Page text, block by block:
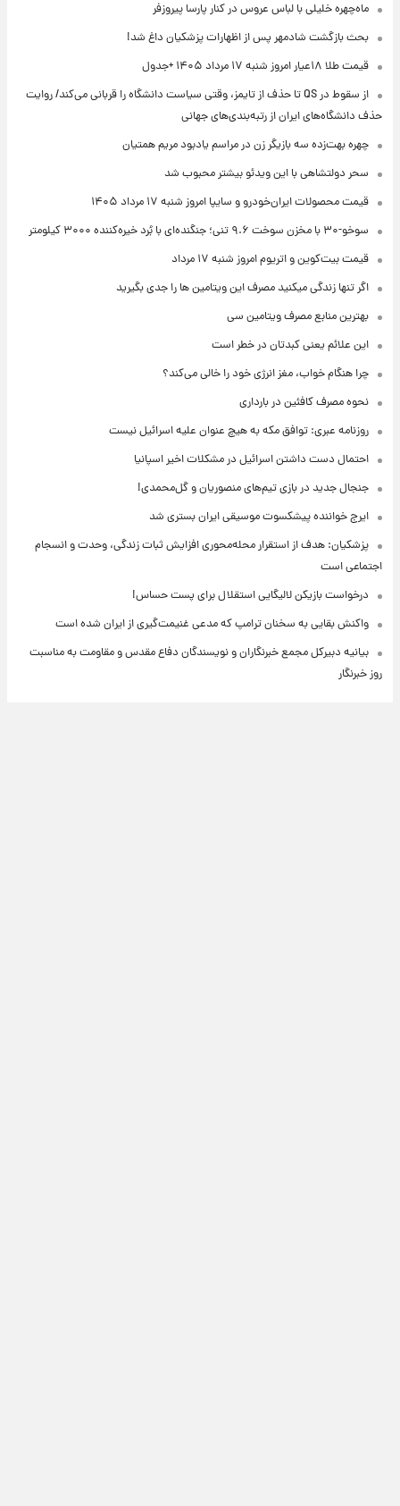
ماه‌چهره خلیلی با لباس عروس در کنار پارسا پیروزفر
بحث بازگشت شادمهر پس از اظهارات پزشکیان داغ شد!
قیمت طلا ۱۸عیار امروز شنبه ۱۷ مرداد ۱۴۰۵ +جدول
از سقوط در QS تا حذف از تایمز، وقتی سیاست دانشگاه را قربانی می‌کند/ روایت
حذف دانشگاه‌های ایران از رتبه‌بندی‌های جهانی
چهره بهت‌زده سه بازیگر زن در مراسم یادبود مریم همتیان
سحر دولتشاهی با این ویدئو بیشتر محبوب شد
قیمت محصولات ایران‌خودرو و سایپا امروز شنبه ۱۷ مرداد ۱۴۰۵
سوخو-۳۰ با مخزن سوخت ۹.۶ تنی؛ جنگنده‌ای با بُرد خیره‌کننده ۳۰۰۰ کیلومتر
قیمت بیت‌کوین و اتریوم امروز شنبه ۱۷ مرداد
اگر تنها زندگی میکنید مصرف این ویتامین ها را جدی بگیرید
بهترین منابع مصرف ویتامین سی
این علائم یعنی کبدتان در خطر است
چرا هنگام خواب، مغز انرژی خود را خالی می‌کند؟
نحوه مصرف کافئین در بارداری
روزنامه عبری: توافق مکه به هیچ عنوان علیه اسرائیل نیست
احتمال دست داشتن اسرائیل در مشکلات اخیر اسپانیا
جنجال جدید در بازی تیم‌های منصوریان و گل‌محمدی!
ایرج خواننده پیشکسوت موسیقی ایران بستری شد
پزشکیان: هدف از استقرار محله‌محوری افزایش ثبات زندگی، وحدت و انسجام
اجتماعی است
درخواست بازیکن لالیگایی استقلال برای پست حساس!
واکنش بقایی به سخنان ترامپ که مدعی غنیمت‌گیری از ایران شده است
بیانیه دبیرکل مجمع خبرنگاران و نویسندگان دفاع مقدس و مقاومت به مناسبت
روز خبرنگار